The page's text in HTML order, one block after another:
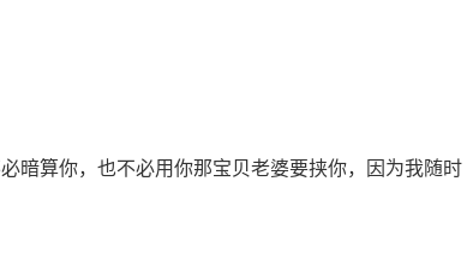
暗算你，也不必用你那宝贝老婆要挟你，因为我随时